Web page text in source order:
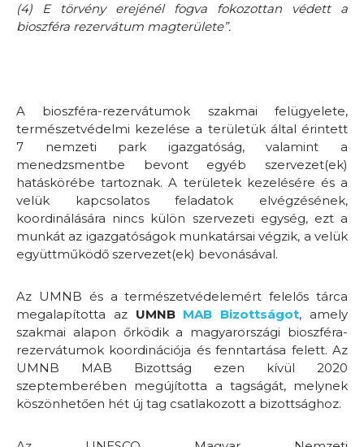
(4) E törvény erejénél fogva fokozottan védett a
bioszféra rezervátum magterülete”.
A bioszféra-rezervátumok szakmai felügyelete,
természetvédelmi kezelése a területük által érintett
7 nemzeti park igazgatóság, valamint a
menedzsmentbe bevont egyéb szervezet(ek)
hatáskörébe tartoznak. A területek kezelésére és a
velük kapcsolatos feladatok elvégzésének,
koordinálására nincs külön szervezeti egység, ezt a
munkát az igazgatóságok munkatársai végzik, a velük
együttműködő szervezet(ek) bevonásával.
Az UMNB és a természetvédelemért felelős tárca
megalapította az UMNB MAB Bizottságot, amely
szakmai alapon őrködik a magyarországi bioszféra-
rezervátumok koordinációja és fenntartása felett. Az
UMNB MAB Bizottság ezen kívül 2020
szeptemberében megújította a tagságát, melynek
köszönhetően hét új tag csatlakozott a bizottsághoz.